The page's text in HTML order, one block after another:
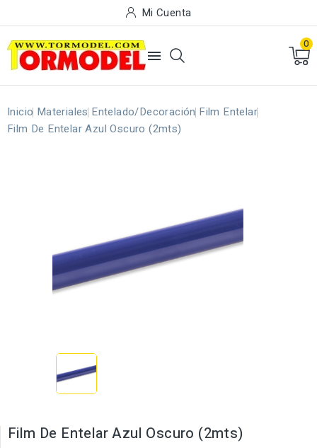
Mi Cuenta

0
Inicio Materiales Entelado/Decoración Film Entelar
Film De Entelar Azul Oscuro (2mts)
Film De Entelar Azul Oscuro (2mts)